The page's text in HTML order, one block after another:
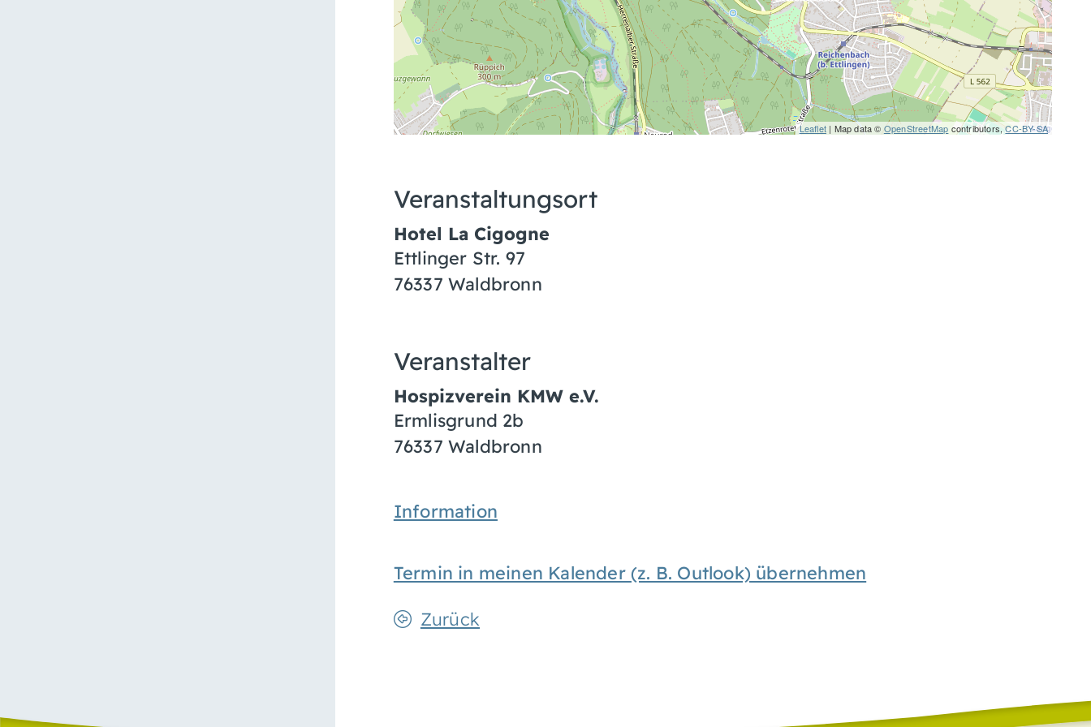
Leaflet| Map data © OpenStreetMap contributors,CC-BY-SA
Veranstaltungsort
Hotel La Cigogne
Ettlinger Str. 97
76337 Waldbronn
Veranstalter
Hospizverein KMW e.V.
Ermlisgrund 2b
76337 Waldbronn
Information
Termin in meinen Kalender (z. B. Outlook) übernehmen
Zurück